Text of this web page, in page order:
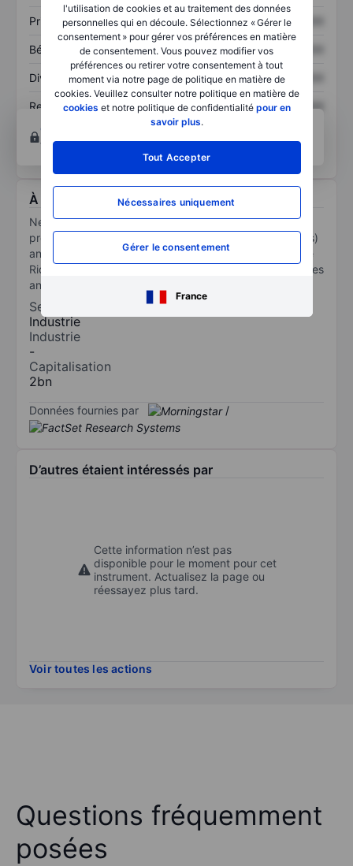
l'utilisation de cookies et au traitement des données
personnelles qui en découle. Sélectionnez « Gérer le
consentement » pour gérer vos préférences en matière
de consentement. Vous pouvez modifier vos
préférences ou retirer votre consentement à tout
moment via notre page de politique en matière de
cookies. Veuillez consulter notre politique en matière de
cookies et notre politique de confidentialité pour en
savoir plus.
Tout Accepter
Nécessaires uniquement
Gérer le consentement
France
Prix / ventes XXXXXXX XXXXXXX
Bénéfice par action XXXXXXX
Dividende par action XXXXXXX XXXXXXX
Rendement des
XXXXXXX
XXXXXXX
Ouvrir un compte
pour accéder à d’autres outils
techniques et d’analyses.
À propos Neutron Holdings Inc
Neutron Holdings Inc is a micromobility company that
provides rentals of shared electric scooters (e-scooters)
and electric bicycles (e-bikes) through its platform (the
Rider App) to be used for short distances in various cities
and municipalities around the world.
Secteur
Industrie
Industrie
-
Capitalisation
2bn
Données fournies par /
D’autres étaient intéressés par
Cette information n’est pas
disponible pour le moment pour cet
instrument. Actualisez la page ou
réessayez plus tard.
Voir toutes les actions
Questions fréquemment
posées